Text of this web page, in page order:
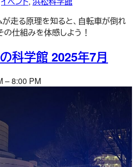
走る原理を知ると、自転車が倒れ
仕組みを体感しよう！
科学館 2025年7月
–8:00 PM